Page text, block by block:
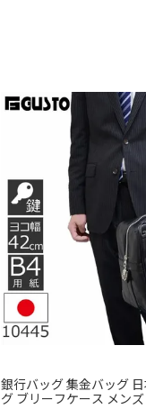
銀行バッグ 集金バッグ
グ ブリーフケース メン